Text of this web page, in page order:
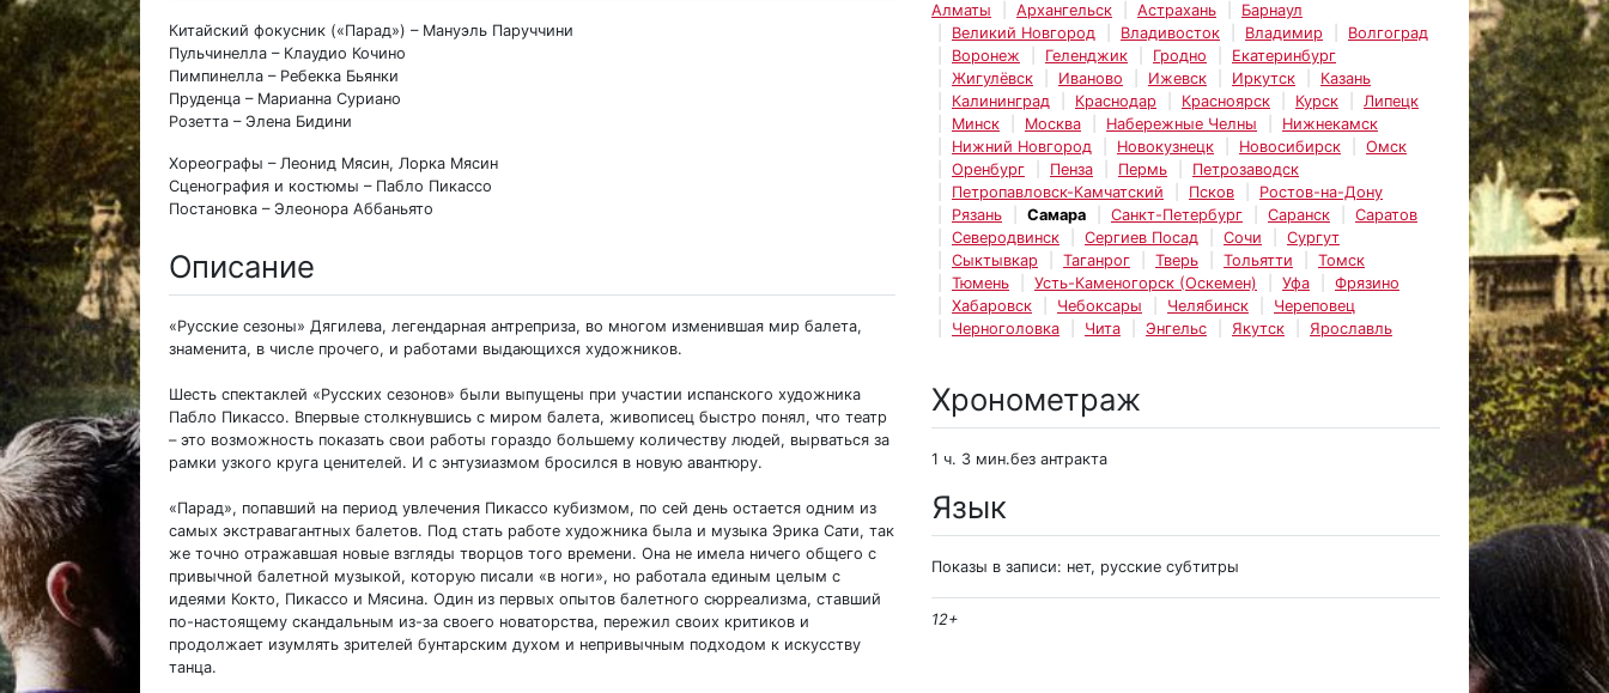
Китайский фокусник («Парад») – Мануэль Паруччини
Пульчинелла – Клаудио Кочино
Пимпинелла – Ребекка Бьянки
Пруденца – Марианна Суриано
Розетта – Элена Бидини
Хореографы – Леонид Мясин, Лорка Мясин
Сценография и костюмы – Пабло Пикассо
Постановка – Элеонора Аббаньято
Описание
«Русские сезоны» Дягилева, легендарная антреприза, во многом изменившая мир балета,
знаменита, в числе прочего, и работами выдающихся художников.
Шесть спектаклей «Русских сезонов» были выпущены при участии испанского художника
Пабло Пикассо. Впервые столкнувшись с миром балета, живописец быстро понял, что театр
– это возможность показать свои работы гораздо большему количеству людей, вырваться за
рамки узкого круга ценителей. И с энтузиазмом бросился в новую авантюру.
«Парад», попавший на период увлечения Пикассо кубизмом, по сей день остается одним из
самых экстравагантных балетов. Под стать работе художника была и музыка Эрика Сати, так
же точно отражавшая новые взгляды творцов того времени. Она не имела ничего общего с
привычной балетной музыкой, которую писали «в ноги», но работала единым целым с
идеями Кокто, Пикассо и Мясина. Один из первых опытов балетного сюрреализма, ставший
по-настоящему скандальным из-за своего новаторства, пережил своих критиков и
продолжает изумлять зрителей бунтарским духом и непривычным подходом к искусству
танца.
Алматы Архангельск Астрахань
Барнаул
Великий Новгород
Владивосток Владимир
Волгоград
Воронеж
Геленджик Гродно
Екатеринбург
Жигулёвск
Иваново Ижевск Иркутск
Казань
Калининград
Краснодар Красноярск Курск
Липецк
Минск
Москва Набережные Челны
Нижнекамск
Нижний Новгород
Новокузнецк Новосибирск
Омск
Оренбург
Пенза Пермь
Петрозаводск
Петропавловск-Камчатский
Псков
Ростов-на-Дону
Рязань
Самара Санкт-Петербург Саранск
Саратов
Северодвинск
Сергиев Посад Сочи
Сургут
Сыктывкар
Таганрог Тверь Тольятти
Томск
Тюмень
Усть-Каменогорск (Оскемен) Уфа
Фрязино
Хабаровск
Чебоксары Челябинск
Череповец
Черноголовка
Чита Энгельс Якутск Ярославль
Хронометраж
1 ч. 3 мин.без антракта
Язык
Показы в записи: нет, русские субтитры
12+